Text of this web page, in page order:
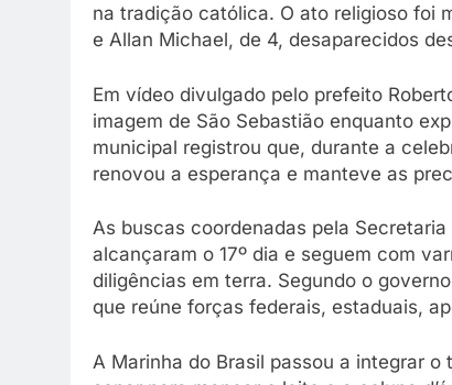
na tradição católica. O ato religioso foi
e Allan Michael, de 4, desaparecidos
Em vídeo divulgado pelo prefeito
imagem de São Sebastião enquanto
municipal registrou que, durante a
renovou a esperança e manteve as
As buscas coordenadas pela
alcançaram o 17º dia e seguem com
diligências em terra. Segundo o
que reúne forças federais, estaduais,
A Marinha do Brasil passou a integrar